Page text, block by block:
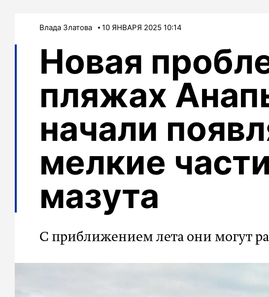
Влада Златова 10 ЯНВАРЯ 2025 10:14
Новая
пляжах
начали
мелкие
мазута
С приближением лета они могут